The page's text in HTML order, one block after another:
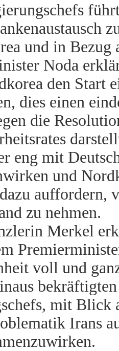
und in Bezug
Noda
den Start
dies einen
die
eng mit
und
auffordern,
zu nehmen.
Merkel
voll und
mit Blick
Irans